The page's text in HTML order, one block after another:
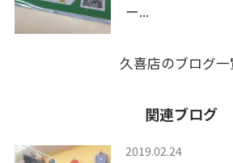
ー...
久喜店のブログ一
関連ブログ
2019.02.24